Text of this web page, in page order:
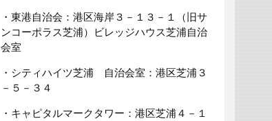
・東港自治会：港区海岸３－１３－１（旧サ
ンコーポラス芝浦）ビレッジハウス芝浦自治
会室
・シティハイツ芝浦 自治会室：港区芝浦３
－５－３４
・キャピタルマークタワー：港区芝浦４－１